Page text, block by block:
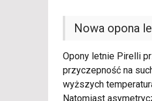
Nowa opona
Opony letnie Pirelli
przyczepność na
wyższych
Natomiast